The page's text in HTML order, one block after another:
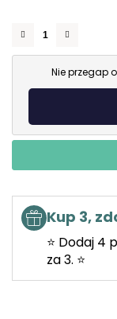
Nie przegap
Kup 3,
⭐ Dodaj 4
za 3. ⭐